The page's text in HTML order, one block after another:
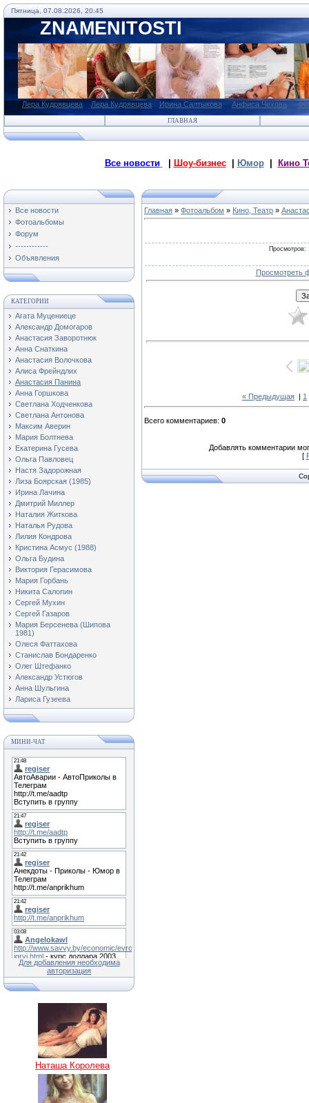
Пятница, 07.08.2026, 20:45
ZNAMENITOSTI
Лера Кудрявцева Лера Кудрявцева Ирина Салтыкова Анфиса Чехова
ГЛАВНАЯ
Все новости Шоу-бизнес| Юмор| Кино
Все новости
Фотоальбомы
Форум
------------
Объявления
КАТЕГОРИИ
Агата Муцениеце
Александр Домогаров
Анастасия Заворотнюк
Анна Снаткина
Анастасия Волочкова
Алиса Фрейндлих
Анастасия Панина
Анна Горшкова
Светлана Ходченкова
Светлана Антонова
Максим Аверин
Мария Болтнева
Екатерина Гусева
Ольга Павловец
Настя Задорожная
Лиза Боярская (1985)
Ирина Лачина
Дмитрий Миллер
Наталия Житкова
Наталья Рудова
Лилия Кондрова
Кристина Асмус (1988)
Ольга Будина
Виктория Герасимова
Мария Горбань
Никита Салопин
Сергей Мухин
Сергей Газаров
Мария Берсенева (Шипова
1981)
Олеся Фаттахова
Станислав Бондаренко
Олег Штефанко
Александр Устюгов
Анна Шульгина
Лариса Гузеева
МИНИ-ЧАТ
Для добавления необходима
авторизация
Наташа Королева
Главная » Фотоальбом » Кино, Театр »
Просмотров:
Просмотреть
« Предыдущая | 1
Всего комментариев: 0
Добавлять комментарии
[